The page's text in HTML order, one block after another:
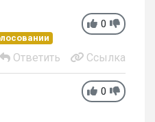
0
Ответить Ссылка
0